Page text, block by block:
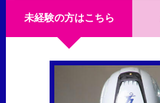
未経験の方はこちら